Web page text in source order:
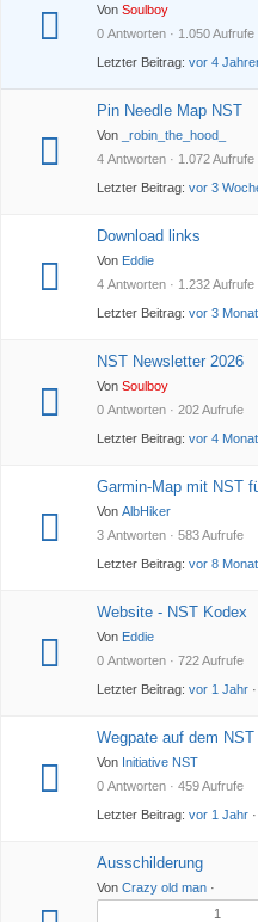
Von Soulboy
0 Antworten · 1.050 Aufrufe
Letzter Beitrag: vor 4
Pin Needle Map NST
Von
_robin_the_hood_
4 Antworten · 1.072 Aufrufe
Letzter Beitrag: vor 3
Download links
Von Eddie
4 Antworten · 1.232 Aufrufe
Letzter Beitrag: vor 3
NST Newsletter 2026
Von Soulboy
0 Antworten · 202 Aufrufe
Letzter Beitrag: vor 4
Garmin-Map mit NST
Von AlbHiker
3 Antworten · 583 Aufrufe
Letzter Beitrag: vor 8
Website - NST Kodex
Von Eddie
0 Antworten · 722 Aufrufe
Letzter Beitrag: vor 1 Jahr ·
Wegpate auf dem NST
Von Initiative NST
0 Antworten · 459 Aufrufe
Letzter Beitrag: vor 1 Jahr ·
Ausschilderung
Von Crazy old man ·
1